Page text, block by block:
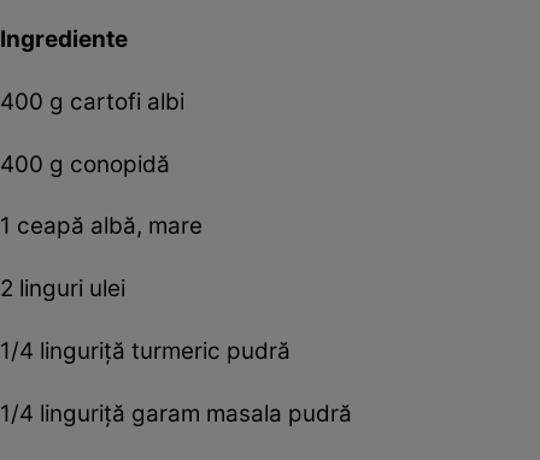
Ingrediente
400 g cartofi albi
400 g conopidă
1 ceapă albă, mare
2 linguri ulei
1/4 linguriță turmeric pudră
1/4 linguriță garam masala pudră